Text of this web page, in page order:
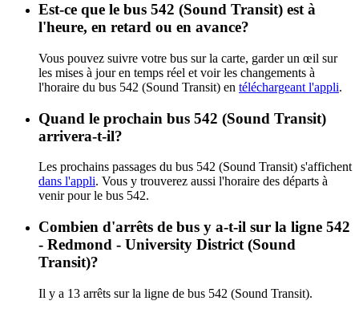
Est-ce que le bus 542 (Sound Transit) est à
l'heure, en retard ou en avance?
Vous pouvez suivre votre bus sur la carte, garder un œil sur
les mises à jour en temps réel et voir les changements à
l'horaire du bus 542 (Sound Transit) en téléchargeant l'appli.
Quand le prochain bus 542 (Sound Transit)
arrivera-t-il?
Les prochains passages du bus 542 (Sound Transit) s'affichent
dans l'appli. Vous y trouverez aussi l'horaire des départs à
venir pour le bus 542.
Combien d'arrêts de bus y a-t-il sur la ligne 542
- Redmond - University District (Sound
Transit)?
Il y a 13 arrêts sur la ligne de bus 542 (Sound Transit).